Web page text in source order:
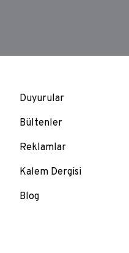
Duyurular
Bültenler
Reklamlar
Kalem Dergisi
Blog